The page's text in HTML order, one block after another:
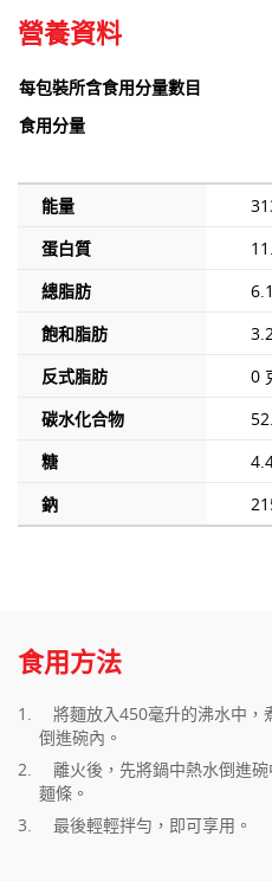
營養資料
每包裝所含食用分量數目
食用分量
能量
蛋白質
總脂肪
飽和脂肪
反式脂肪
0
碳水化合物
糖
鈉
食用方法
將麵放入450毫升的沸水中
倒進碗內。
離火後，先將鍋中熱水倒進
麵條。
最後輕輕拌勻，即可享用。